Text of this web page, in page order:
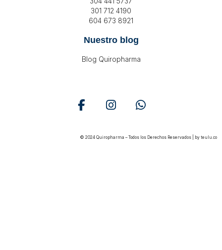
301 712 4190
604 673 8921
Nuestro blog
Blog Quiropharma
© 2024 Quiropharma – Todos los Derechos Reservados | by teulu.co